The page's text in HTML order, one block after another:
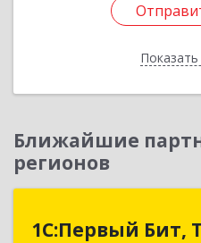
Ближайшие
регионов
1С:Первый Бит,